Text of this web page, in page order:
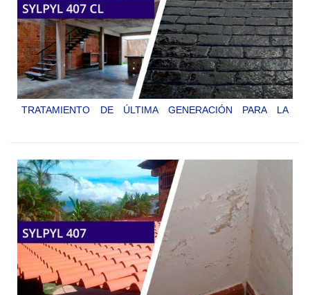
TRATAMIENTO DE ÚLTIMA GENERACIÓN PARA LA
SISTEMAS DE CONSOLIDACIÓN DEL CONCRETO Y...
SYLPYL 407 CL